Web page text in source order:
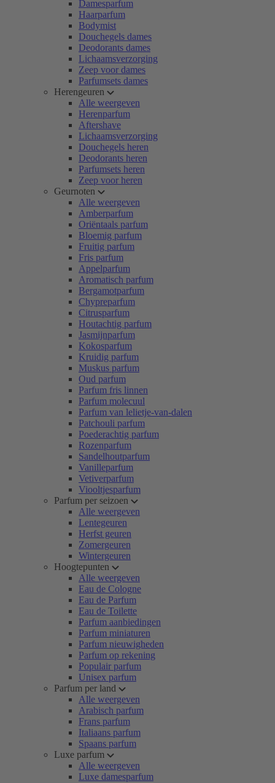
Damesparfum
Haarparfum
Bodymist
Douchegels dames
Deodorants dames
Lichaamsverzorging
Zeep voor dames
Parfumsets dames
Herengeuren
Alle weergeven
Herenparfum
Aftershave
Lichaamsverzorging
Douchegels heren
Deodorants heren
Parfumsets heren
Zeep voor heren
Geurnoten
Alle weergeven
Amberparfum
Oriëntaals parfum
Bloemig parfum
Fruitig parfum
Fris parfum
Appelparfum
Aromatisch parfum
Bergamotparfum
Chypreparfum
Citrusparfum
Houtachtig parfum
Jasmijnparfum
Kokosparfum
Kruidig parfum
Muskus parfum
Oud parfum
Parfum fris linnen
Parfum molecuul
Parfum van lelietje-van-dalen
Patchouli parfum
Poederachtig parfum
Rozenparfum
Sandelhoutparfum
Vanilleparfum
Vetiverparfum
Viooltjesparfum
Parfum per seizoen
Alle weergeven
Lentegeuren
Herfst geuren
Zomergeuren
Wintergeuren
Hoogtepunten
Alle weergeven
Eau de Cologne
Eau de Parfum
Eau de Toilette
Parfum aanbiedingen
Parfum miniaturen
Parfum nieuwigheden
Parfum op rekening
Populair parfum
Unisex parfum
Parfum per land
Alle weergeven
Arabisch parfum
Frans parfum
Italiaans parfum
Spaans parfum
Luxe parfum
Alle weergeven
Luxe damesparfum